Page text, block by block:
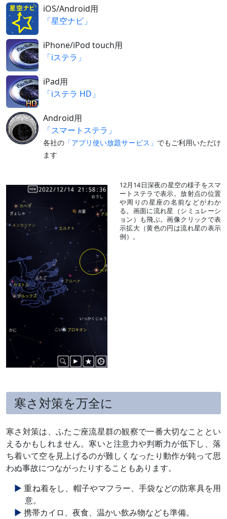
iOS/Android用
「星空ナビ」
iPhone/iPod touch用
「iステラ」
iPad用
「iステラ HD」
Android用
「スマートステラ」
各社の 「アプリ使い放題サービス」 でもご利用いただけ
ます
12月14日深夜の星空の様子をスマ
ートステラで表示。放射点の位置
や周りの星座の名前などがわか
る。画面に流れ星（シミュレーシ
ョン）も飛ぶ。画像クリックで表
示拡大（黄色の円は流れ星の表示
例）。
寒さ対策を万全に
寒さ対策は、ふたご座流星群の観察で一番大切なこととい
えるかもしれません。寒いと注意力や判断力が低下し、落
ち着いて空を見上げるのが難しくなったり動作が鈍って思
わぬ事故につながったりすることもあります。
重ね着をし、帽子やマフラー、手袋などの防寒具を用
意。
携帯カイロ、夜食、温かい飲み物なども準備。